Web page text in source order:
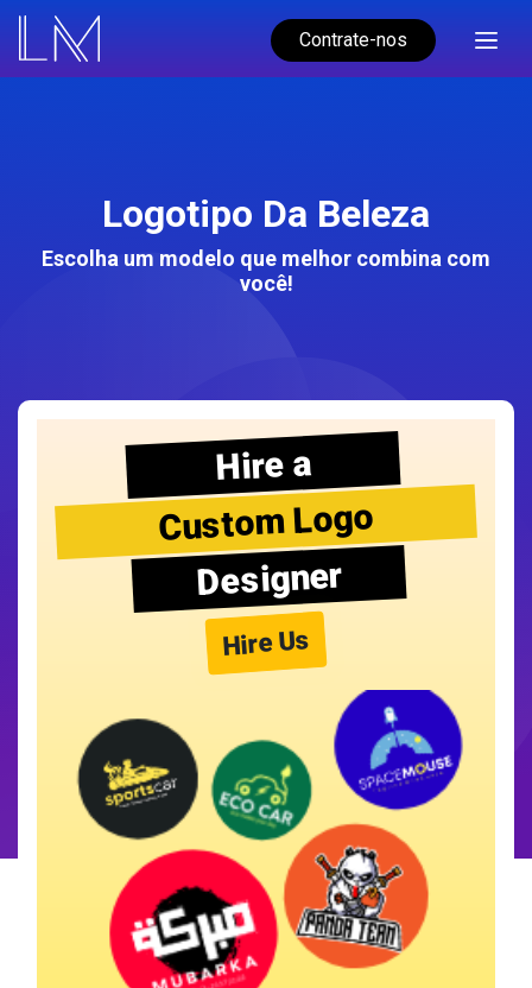
Contrate-nos
Logotipo Da Beleza
Escolha um modelo que melhor combina com
você!
Hire a
Custom Logo
Designer
Hire Us